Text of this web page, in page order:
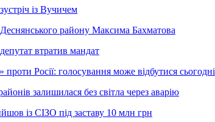
із Вучичем
району Максима Бахматова
втратив мандат
Росії: голосування може відбутися сьогодні
залишилася без світла через аварію
із СІЗО під заставу 10 млн грн